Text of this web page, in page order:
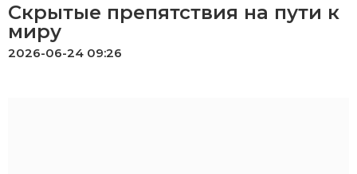
Скрытые препятствия на пути к
миру
2026-06-24 09:26